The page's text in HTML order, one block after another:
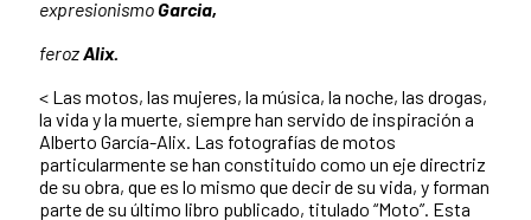
expresionismoGarcia,
ferozAlix.
< Las motos, las mujeres, la música, la noche, las drogas,
la vida y la muerte, siempre han servido de inspiración a
Alberto García-Alix. Las fotografías de motos
particularmente se han constituido como un eje directriz
de su obra, que es lo mismo que decir de su vida, y forman
parte de su último libro publicado, titulado “Moto”. Esta